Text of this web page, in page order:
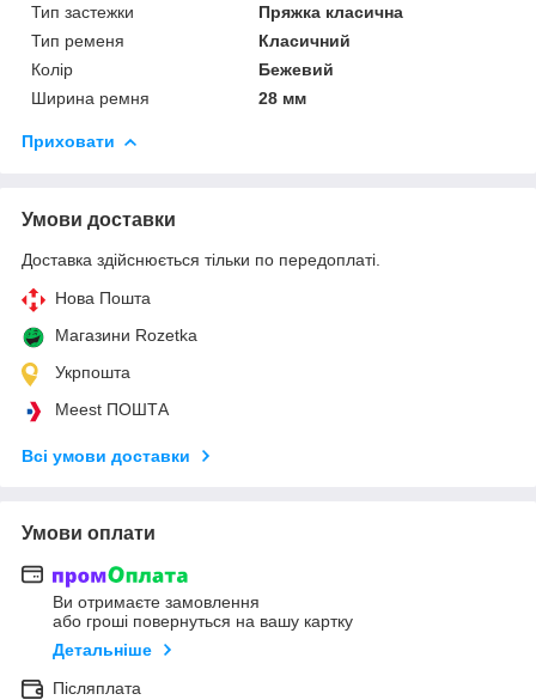
Тип застежки
Пряжка класична
Тип ременя
Класичний
Колір
Бежевий
Ширина ремня
28 мм
Приховати
Умови доставки
Доставка здійснюється тільки по передоплаті.
Нова Пошта
Магазини Rozetka
Укрпошта
Meest ПОШТА
Всі умови доставки
Умови оплати
Ви отримаєте замовлення
або гроші повернуться на вашу картку
Детальніше
Післяплата